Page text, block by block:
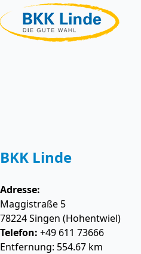
BKK Linde
Adresse:
Maggistraße 5
78224Singen (Hohentwiel)
Telefon: +49 611 73666
Entfernung: 554.67 km